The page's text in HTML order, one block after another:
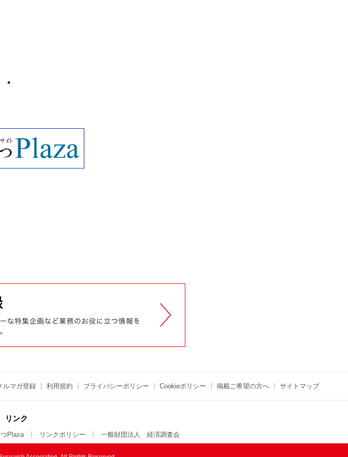
ルマガ登録 利用規約 プライバシーポリシー Cookieポリシー 掲載ご希望の方へ サイトマップ
リンク
Plaza リンクポリシー 一般財団法人 経済調査会